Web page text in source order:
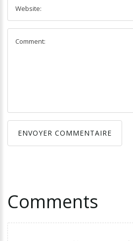
ENVOYER COMMENTAIRE
Comments